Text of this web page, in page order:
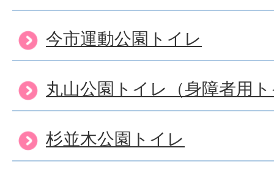
今市運動公園トイレ
丸山公園トイレ（身障者用
杉並木公園トイレ